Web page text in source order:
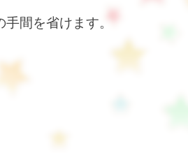
手間を省けます。